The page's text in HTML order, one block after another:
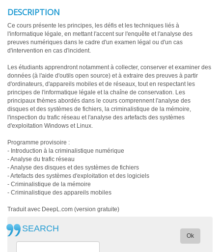
DESCRIPTION
Ce cours présente les principes, les défis et les techniques liés à
l'informatique légale, en mettant l'accent sur l'enquête et l'analyse des
preuves numériques dans le cadre d'un examen légal ou d'un cas
d'intervention en cas d'incident.
Les étudiants apprendront notamment à collecter, conserver et examiner des
données (à l'aide d'outils open source) et à extraire des preuves à partir
d'ordinateurs, d'appareils mobiles et de réseaux, tout en respectant les
principes de l'informatique légale et la chaîne de conservation. Les
principaux thèmes abordés dans le cours comprennent l'analyse des
disques et des systèmes de fichiers, la criminalistique de la mémoire,
l'inspection du trafic réseau et l'analyse des artefacts des systèmes
d'exploitation Windows et Linux.
Programme provisoire :
- Introduction à la criminalistique numérique
- Analyse du trafic réseau
- Analyse des disques et des systèmes de fichiers
- Artefacts des systèmes d'exploitation et des logiciels
- Criminalistique de la mémoire
- Criminalistique des appareils mobiles
Traduit avec DeepL.com (version gratuite)
SEARCH
Ok